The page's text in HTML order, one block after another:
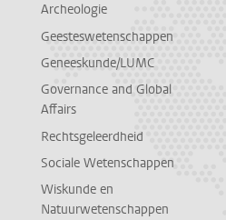
Archeologie
Geesteswetenschappen
Geneeskunde/LUMC
Governance and Global
Affairs
Rechtsgeleerdheid
Sociale Wetenschappen
Wiskunde en
Natuurwetenschappen